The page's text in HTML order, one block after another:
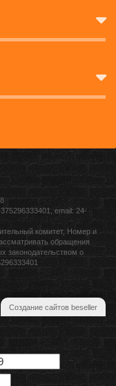
email: 24-
комитет, Номер и
обращения
законодательством о
Создание сайтов beseller